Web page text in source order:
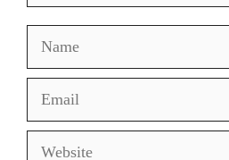
Name
Email
Website